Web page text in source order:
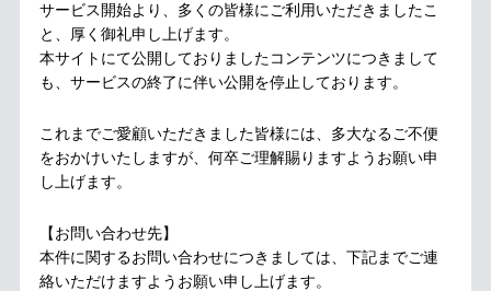
サービス開始より、多くの皆様にご利用いただきましたこ
と、厚く御礼申し上げます。
本サイトにて公開しておりましたコンテンツにつきまして
も、サービスの終了に伴い公開を停止しております。
これまでご愛顧いただきました皆様には、多大なるご不便
をおかけいたしますが、何卒ご理解賜りますようお願い申
し上げます。
【お問い合わせ先】
本件に関するお問い合わせにつきましては、下記までご連
絡いただけますようお願い申し上げます。